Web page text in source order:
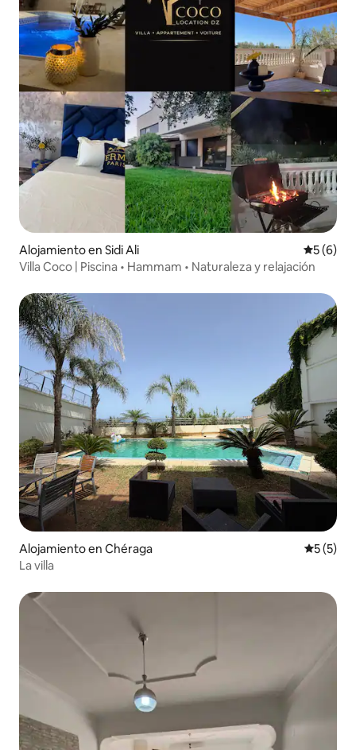
Alojamiento en Sidi Ali
5 (6)
Villa Coco | Piscina • Hammam • Naturaleza y relajación
Alojamiento en Chéraga
5 (5)
La villa